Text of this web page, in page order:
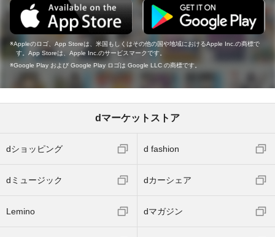
Appleのロゴ、App Storeは、米国もしくはその他の国や地域におけるApple Inc.の商標で
す。App Storeは、Apple Inc.のサービスマークです。
Google Play および Google Play ロゴは Google LLC の商標です。
dマーケットストア
dショッピング d fashion
dミュージック dカーシェア
Lemino dマガジン